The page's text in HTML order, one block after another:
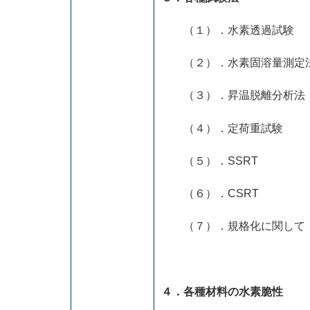
（１）．水素透過試験
（２）．水素固溶量測定
（３）．昇温脱離分析法
（４）．定荷重試験
（５）．
（６）．CSRT
（７）．規格化に関して
４．各種材料の水素脆性